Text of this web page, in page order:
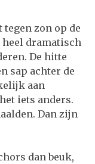
tegen zon op de
heel dramatisch
De hitte
sap achter de
aan
iets anders.
Dan zijn
dan beuk,